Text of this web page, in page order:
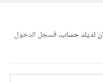
لديك حساب،فسجل الدخول